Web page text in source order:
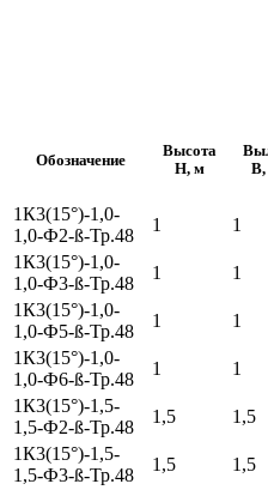
Обозначение
Высота
H, м
1К3(15°)-1,0-
1,0-Ф2-ß-Тр.48
1 1
1К3(15°)-1,0-
1,0-Ф3-ß-Тр.48
1 1
1К3(15°)-1,0-
1,0-Ф5-ß-Тр.48
1 1
1К3(15°)-1,0-
1,0-Ф6-ß-Тр.48
1 1
1К3(15°)-1,5-
1,5-Ф2-ß-Тр.48
1,5 1,5
1К3(15°)-1,5-
1,5-Ф3-ß-Тр.48
1,5 1,5